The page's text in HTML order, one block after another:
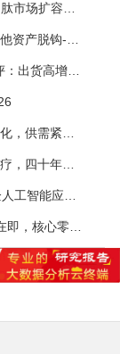
东吴证券-宁德时代-300750-2026年中报点评：出货高增业绩稳健，回购彰显龙头信心-260726
招商证券-创新药行业深度研究：RAS靶向治疗，四十年不可成药的终结，与终结之后的治疗格局演化-260805